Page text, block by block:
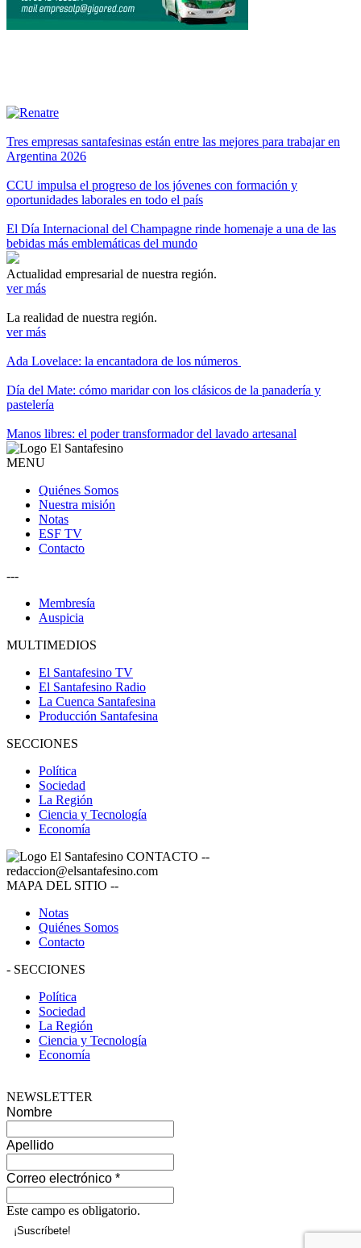
Tres empresas santafesinas están entre las mejores para trabajar en
Argentina 2026
CCU impulsa el progreso de los jóvenes con formación y
oportunidades laborales en todo el país
El Día Internacional del Champagne rinde homenaje a una de las
bebidas más emblemáticas del mundo
Actualidad empresarial de nuestra región.
ver más
La realidad de nuestra región.
ver más
Ada Lovelace: la encantadora de los números
Día del Mate: cómo maridar con los clásicos de la panadería y
pastelería
Manos libres: el poder transformador del lavado artesanal
MENU
Quiénes Somos
Nuestra misión
Notas
ESF TV
Contacto
---
Membresía
Auspicia
MULTIMEDIOS
El Santafesino TV
El Santafesino Radio
La Cuenca Santafesina
Producción Santafesina
SECCIONES
Política
Sociedad
La Región
Ciencia y Tecnología
Economía
CONTACTO --
redaccion@elsantafesino.com
MAPA DEL SITIO --
Notas
Quiénes Somos
Contacto
- SECCIONES
Política
Sociedad
La Región
Ciencia y Tecnología
Economía
NEWSLETTER
Nombre
Apellido
Correo electrónico *
Este campo es obligatorio.